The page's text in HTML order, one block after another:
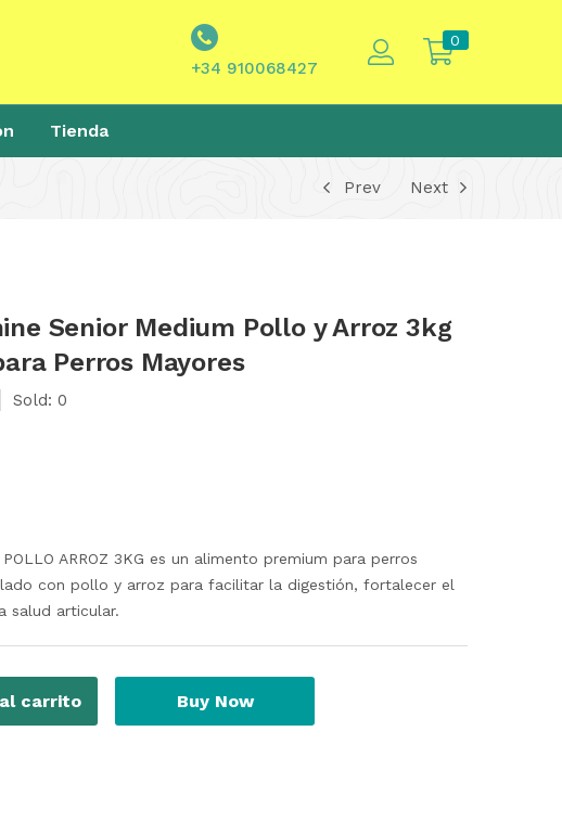
+34 910068427
0
Tienda
Prev Next
Senior Medium Pollo y Arroz 3kg
Perros Mayores
Sold: 0
POLLO ARROZ 3KG es un alimento premium para perros
con pollo y arroz para facilitar la digestión, fortalecer el
salud articular.
carrito Buy Now